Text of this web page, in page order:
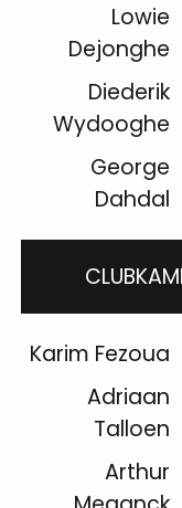
Lowie
Dejonghe
Diederik
Wydooghe
George
Dahdal
Karim Fezoua
Adriaan
Talloen
Arthur